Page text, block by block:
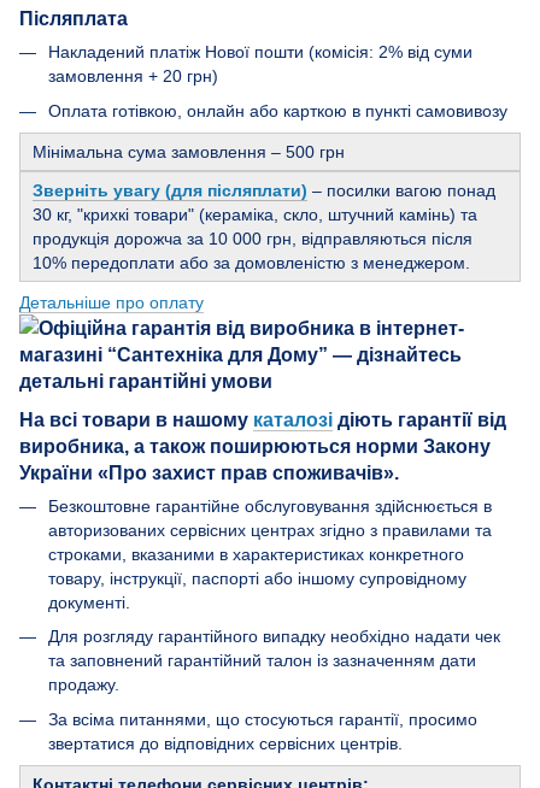
Післяплата
Накладений платіж Нової пошти (комісія: 2% від суми
замовлення + 20 грн)
Оплата готівкою, онлайн або карткою в пункті самовивозу
Мінімальна сума замовлення – 500 грн
Зверніть увагу (для післяплати) – посилки вагою понад
30 кг, "крихкі товари" (кераміка, скло, штучний камінь) та
продукція дорожча за 10 000 грн, відправляються після
10% передоплати або за домовленістю з менеджером.
Детальніше про оплату
На всі товари в нашому каталозі діють гарантії від
виробника, а також поширюються норми Закону
України «Про захист прав споживачів».
Безкоштовне гарантійне обслуговування здійснюється в
авторизованих сервісних центрах згідно з правилами та
строками, вказаними в характеристиках конкретного
товару, інструкції, паспорті або іншому супровідному
документі.
Для розгляду гарантійного випадку необхідно надати чек
та заповнений гарантійний талон із зазначенням дати
продажу.
За всіма питаннями, що стосуються гарантії, просимо
звертатися до відповідних сервісних центрів.